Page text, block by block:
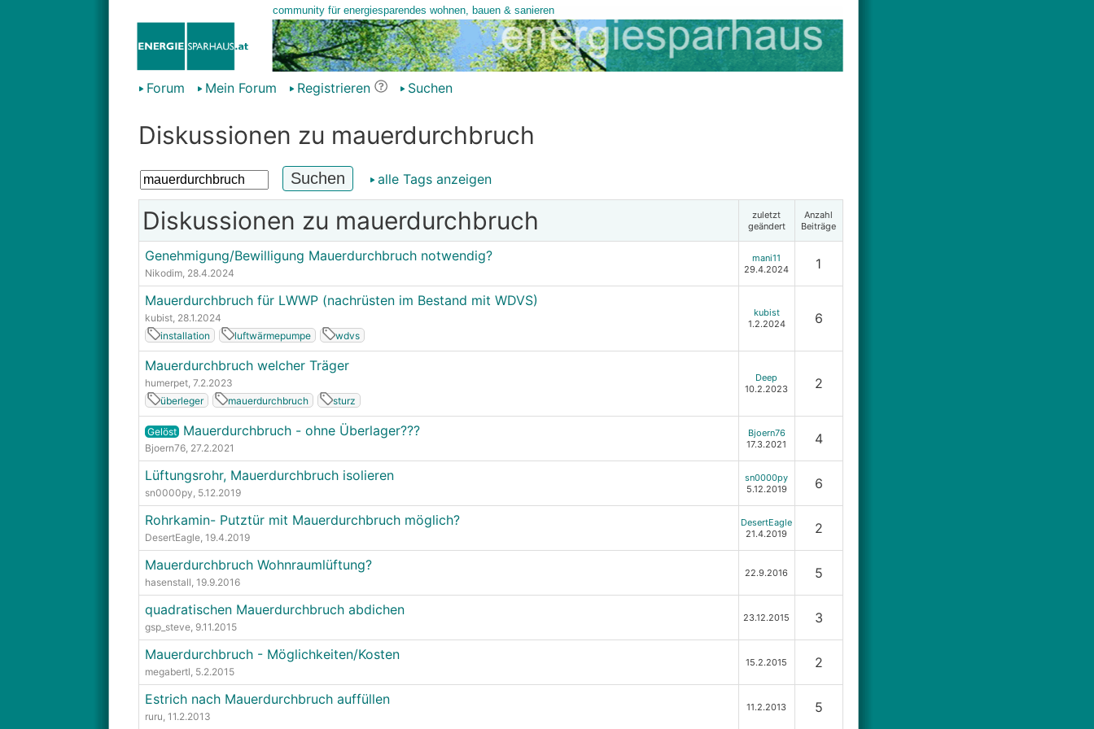
Forum Mein Forum Registrieren Suchen
Diskussionen zu mauerdurchbruch
alle Tags anzeigen
Diskussionen zu mauerdurchbruch
zuletzt
geändert
Anzahl
Beiträge
Genehmigung/Bewilligung Mauerdurchbruch notwendig?
Nikodim, 28.4.2024
mani11
29.4.2024
1
Mauerdurchbruch für LWWP (nachrüsten im Bestand mit WDVS)
kubist, 28.1.2024
installation
luftwärmepumpe wdvs
kubist
1.2.2024
6
Mauerdurchbruch welcher Träger
humerpet, 7.2.2023
überleger
mauerdurchbruch sturz
Deep
10.2.2023
2
Gelöst Mauerdurchbruch - ohne Überlager???
Bjoern76, 27.2.2021
Bjoern76
17.3.2021
4
Lüftungsrohr, Mauerdurchbruch isolieren
sn0000py, 5.12.2019
sn0000py
5.12.2019
6
Rohrkamin- Putztür mit Mauerdurchbruch möglich?
DesertEagle, 19.4.2019
DesertEagle
21.4.2019
2
Mauerdurchbruch Wohnraumlüftung?
hasenstall, 19.9.2016
22.9.2016 5
quadratischen Mauerdurchbruch abdichen
gsp_steve, 9.11.2015
23.12.2015 3
Mauerdurchbruch - Möglichkeiten/Kosten
megabertl, 5.2.2015
15.2.2015 2
Estrich nach Mauerdurchbruch auffüllen
ruru, 11.2.2013
11.2.2013 5